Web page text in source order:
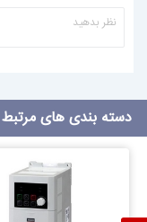
دسته بندی های مرتبط